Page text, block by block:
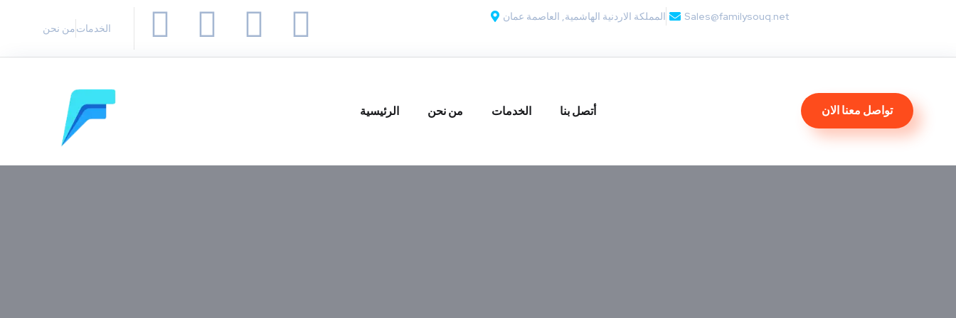
من نحنالخدمات
المملكة الاردنية الهاشمية, العاصمة عمان Sales@familysouq.net
الرئيسية من نحن الخدمات أتصل بنا تواصل معنا الان